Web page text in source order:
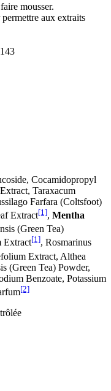
mousser.
aux extraits
Cocamidopropyl
Taraxacum
Farfara (Coltsfoot)
Extract[1], Mentha
(Green Tea)
Extract[1], Rosmarinus
Extract, Althea
(Green Tea) Powder,
Benzoate, Potassium
[2]